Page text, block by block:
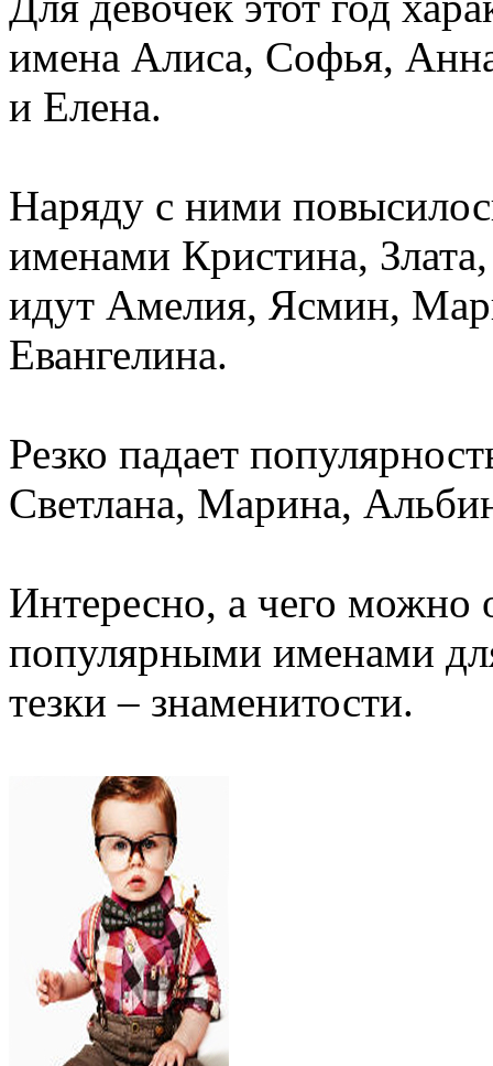
имена Алиса, Софья,
и Елена.
Наряду с ними
именами Кристина,
идут Амелия, Ясмин,
Евангелина.
Резко падает
Светлана, Марина,
Интересно, а чего можно
популярными именами
тезки – знаменитости.